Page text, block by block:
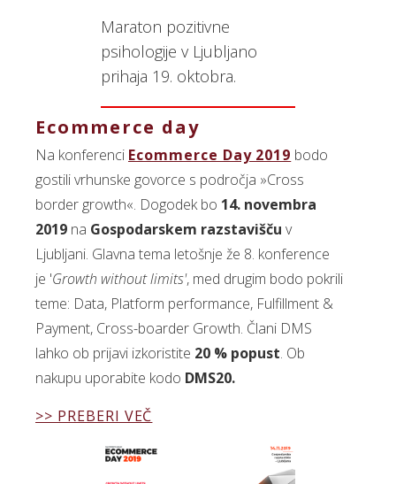
Maraton pozitivne
psihologije v Ljubljano
prihaja 19. oktobra.
Ecommerce day
Na konferenci Ecommerce Day 2019 bodo
gostili vrhunske govorce s področja »Cross
border growth«. Dogodek bo 14. novembra
2019 na Gospodarskem razstavišču v
Ljubljani. Glavna tema letošnje že 8. konference
je 'Growth without limits', med drugim bodo pokrili
teme: Data, Platform performance, Fulfillment &
Payment, Cross-boarder Growth. Člani DMS
lahko ob prijavi izkoristite 20 % popust. Ob
nakupu uporabite kodo DMS20.
>> PREBERI VEČ